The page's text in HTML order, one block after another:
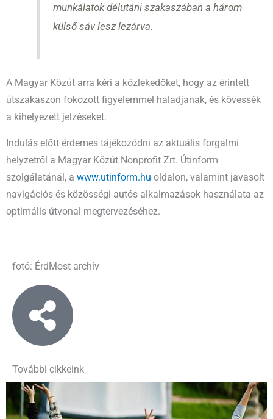
munkálatok délutáni szakaszában a három
külső sáv lesz lezárva.
A Magyar Közút arra kéri a közlekedőket, hogy az érintett
útszakaszon fokozott figyelemmel haladjanak, és kövessék
a kihelyezett jelzéseket.
Indulás előtt érdemes tájékozódni az aktuális forgalmi
helyzetről a Magyar Közút Nonprofit Zrt. Útinform
szolgálatánál, a www.utinform.hu oldalon, valamint javasolt
navigációs és közösségi autós alkalmazások használata az
optimális útvonal megtervezéséhez.
fotó: ÉrdMost archív
További cikkeink